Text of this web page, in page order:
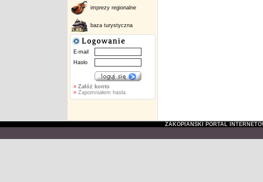
imprezy regionalne
baza turystyczna
E-mail
Hasło
» Załóż konto
»Zapomniałem hasła
ZAKOPIAŃSKI PORTAL